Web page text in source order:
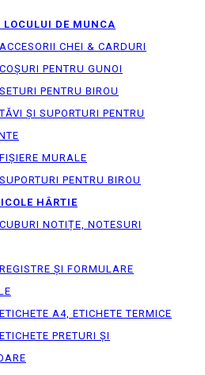
LOCULUI DE MUNCA
ACCESORII CHEI & СARDURI
COȘURI PENTRU GUNOI
SETURI PENTRU BIROU
TĂVI ȘI SUPORTURI PENTRU
FIȘIERE MURALE
SUPORTURI PENTRU BIROU
HÂRTIE
CUBURI NOTIȚE, NOTESURI
REGISTRE ȘI FORMULARE
ETICHETE A4, ETICHETE TERMICE
ETICHETE PRETURI ȘI